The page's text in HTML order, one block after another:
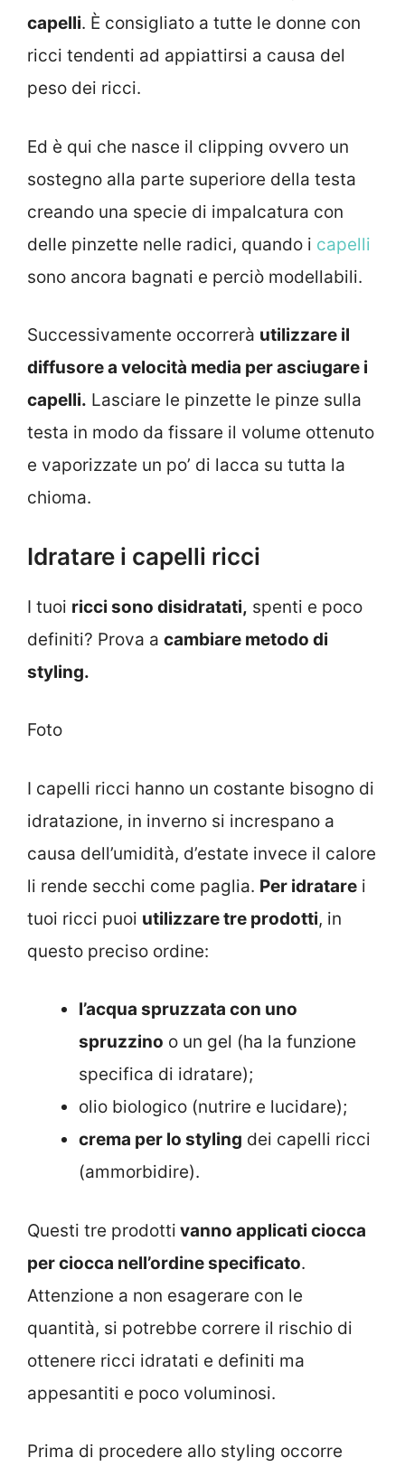
capelli. È consigliato a tutte le donne con
ricci tendenti ad appiattirsi a causa del
peso dei ricci.
Ed è qui che nasce il clipping ovvero un
sostegno alla parte superiore della testa
creando una specie di impalcatura con
delle pinzette nelle radici, quando i capelli
sono ancora bagnati e perciò modellabili.
Successivamente occorrerà utilizzare il
diffusore a velocità media per asciugare i
capelli. Lasciare le pinzette le pinze sulla
testa in modo da fissare il volume ottenuto
e vaporizzate un po’ di lacca su tutta la
chioma.
Idratare i capelli ricci
I tuoi ricci sono disidratati, spenti e poco
definiti? Prova a cambiare metodo di
styling.
Foto
I capelli ricci hanno un costante bisogno di
idratazione, in inverno si increspano a
causa dell’umidità, d’estate invece il calore
li rende secchi come paglia. Per idratare i
tuoi ricci puoi utilizzare tre prodotti, in
questo preciso ordine:
l’acqua spruzzata con uno
spruzzino o un gel (ha la funzione
specifica di idratare);
olio biologico (nutrire e lucidare);
crema per lo styling dei capelli ricci
(ammorbidire).
Questi tre prodotti vanno applicati ciocca
per ciocca nell’ordine specificato.
Attenzione a non esagerare con le
quantità, si potrebbe correre il rischio di
ottenere ricci idratati e definiti ma
appesantiti e poco voluminosi.
Prima di procedere allo styling occorre